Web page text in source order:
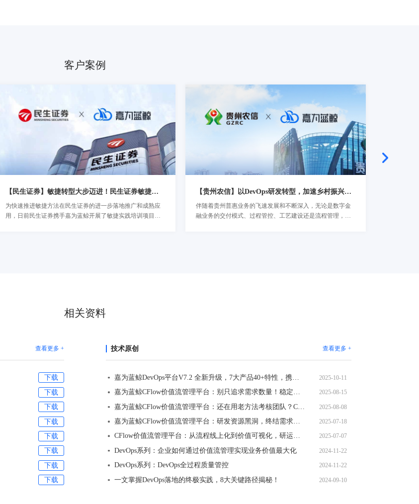
客户案例
【民生证券】敏捷转型大步迈进！民生证券敏捷实践培训圆满结束！
为快速推进敏捷方法在民生证券的进一步落地推广和成熟应
用，日前民生证券携手嘉为蓝鲸开展了敏捷实践培训项目。
了解详情
【贵州农信】以DevOps研发转型，加速乡村振兴最后一公里
伴随着贵州普惠业务的飞速发展和不断深入，无论是数字金
融业务的交付模式、过程管控、工艺建设还是流程管理，都
了解详情
相关资料
查看更多 +
下载
下载
下载
下载
下载
下载
下载
下载
技术原创 查看更多 +
嘉为蓝鲸DevOps平台V7.2 全新升级，7大产品40+特性，携手AI开启企业研发转型新周期 2025-10-11
嘉为蓝鲸CFlow价值流管理平台：别只追求需求数量！稳定交付，才是让业务放心的“定心丸” 2025-08-15
嘉为蓝鲸CFlow价值流管理平台：还在用老方法考核团队？CFlow带你从新角度重构产研效率 2025-08-08
嘉为蓝鲸CFlow价值流管理平台：研发资源黑洞，终结需求返工 2025-07-18
CFlow价值流管理平台：从流程线上化到价值可视化，研运黑盒破解之道 2025-07-07
DevOps系列：企业如何通过价值流管理实现业务价值最大化 2024-11-22
DevOps系列：DevOps全过程质量管控 2024-11-22
一文掌握DevOps落地的终极实践，8大关键路径揭秘！ 2024-09-10